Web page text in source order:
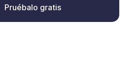
Pruébalo gratis